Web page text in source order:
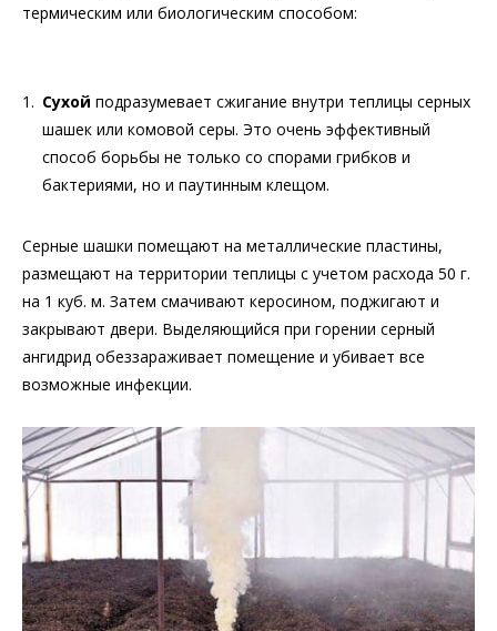
термическим или биологическим способом:
Сухой подразумевает сжигание внутри теплицы серных
шашек или комовой серы. Это очень эффективный
способ борьбы не только со спорами грибков и
бактериями, но и паутинным клещом.
Серные шашки помещают на металлические пластины,
размещают на территории теплицы с учетом расхода 50 г.
на 1 куб. м. Затем смачивают керосином, поджигают и
закрывают двери. Выделяющийся при горении серный
ангидрид обеззараживает помещение и убивает все
возможные инфекции.